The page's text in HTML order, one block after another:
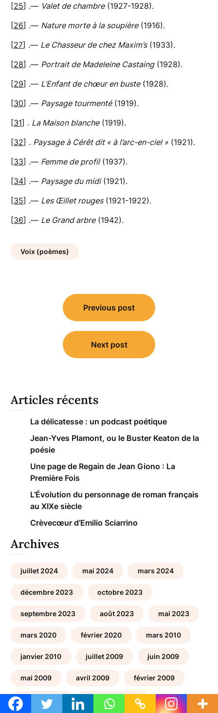
[25] .— Valet de chambre(1927-1928).
[26] .— Nature morte à la soupière(1916).
[27] .— Le Chasseur de chez Maxim’s(1933).
[28] .— Portrait de Madeleine Castaing(1928).
[29] .— L’Enfant de chœur en buste(1928).
[30] .— Paysage tourmenté(1919).
[31] . La Maison blanche(1919).
[32] . Paysage à Cérêt dit « à l’arc-en-ciel » (1921).
[33] .— Femme de profil(1937).
[34] .— Paysage du midi(1921).
[35] .— Les Œillet rouges(1921-1922).
[36] .— Le Grand arbre(1942).
Voix (poèmes)
Navigation
Previous post
Next post
Articles récents
La délicatesse : un podcast poétique
Jean-Yves Plamont, ou le Buster Keaton de la
poésie
Une page de Regain de Jean Giono : La
Première Fois
L’Évolution du personnage de roman français
au XIXe siècle
Crèvecœur d’Emilio Sciarrino
Archives
juillet 2024 mai 2024 mars 2024
décembre 2023 octobre 2023
septembre 2023 août 2023 mai 2023
mars 2020 février 2020 mars 2010
janvier 2010 juillet 2009 juin 2009
mai 2009 avril 2009 février 2009
janvier 2009 décembre 2008